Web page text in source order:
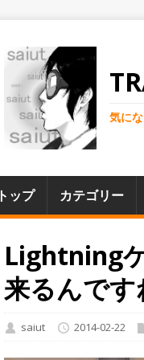
気に
トップ カテゴリー
Lightning
来るんです
saiut 2014-02-22